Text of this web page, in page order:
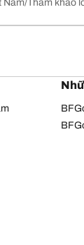
Nam Tham khảo